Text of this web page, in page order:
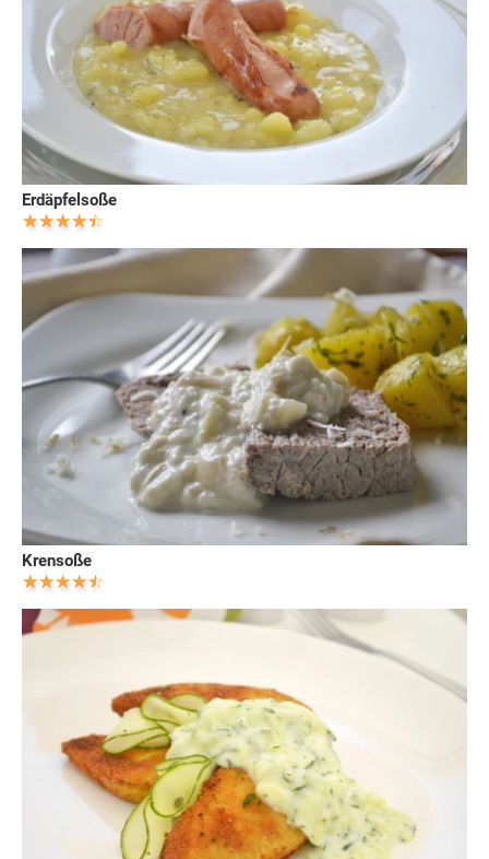
Erdäpfelsoße
Krensoße